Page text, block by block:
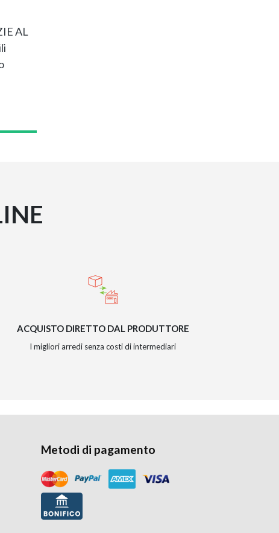
AL
ACQUISTO DIRETTO DAL PRODUTTORE
I migliori arredi senza costi di intermediari
Metodi di pagamento